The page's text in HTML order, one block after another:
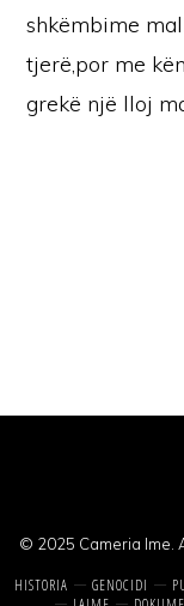
shkëmbime
tjerë,por me
grekë një lloj
© 2025 Cameria Ime.
HISTORIA GENOCIDI